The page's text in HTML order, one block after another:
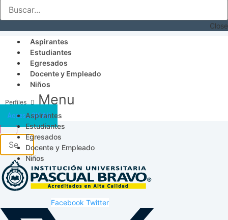
Close
Aspirantes
Estudiantes
Egresados
Docente y Empleado
Niños
Menu
Aspirantes
Estudiantes
Egresados
Docente y Empleado
Niños
Acceso SICAU
Facebook Twitter